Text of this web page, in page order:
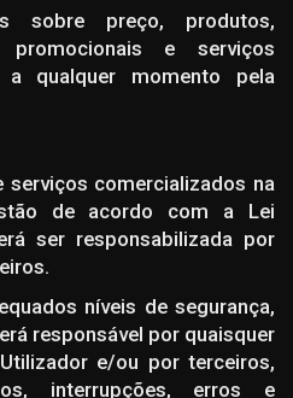
sobre preço, produtos,
promocionais e serviços
qualquer momento pela
comercializados na
de acordo com a Lei
ser responsabilizada por
níveis de segurança,
responsável por quaisquer
e/ou por terceiros,
interrupções, erros e